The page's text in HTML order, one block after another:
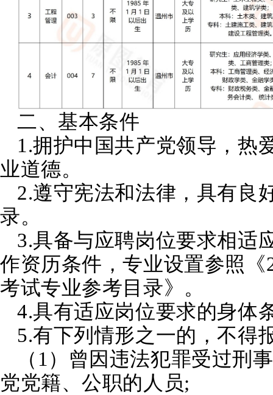
二、基本条件
1.拥护中国共产党领导，热
业道德。
2.遵守宪法和法律，具有良
录。
3.具备与应聘岗位要求相适
作资历条件，专业设置参照
考试专业参考目录》。
4.具有适应岗位要求的身体
5.有下列情形之一的，不得
（1）曾因违法犯罪受过刑
党党籍、公职的人员;